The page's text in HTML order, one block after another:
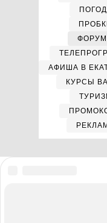
АФИША В
КУРСЫ